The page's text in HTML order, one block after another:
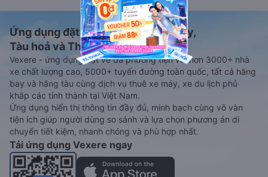
Ứng dụng đặt vé Xe khách, Máy bay,
Tàu hoả và Thuê xe
Vexere - ứng dụng đặt vé đa phương tiện với hơn 3000+ nhà
xe chất lượng cao, 5000+ tuyến đường toàn quốc, tất cả hãng
bay và hãng tàu cùng dịch vụ thuê xe máy, xe du lịch phủ
khắp các tỉnh thành tại Việt Nam.
Ứng dụng hiển thị thông tin đầy đủ, minh bạch cùng vô vàn
tiện ích giúp người dùng so sánh và lựa chọn phương án di
chuyển tiết kiệm, nhanh chóng và phù hợp nhất.
Tải ứng dụng Vexere ngay